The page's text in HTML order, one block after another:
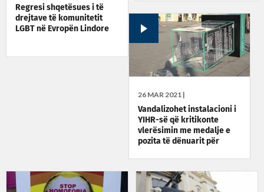
Regresi shqetësues i të
drejtave të komunitetit
LGBT në Evropën Lindore
26 MAR 2021 |
Vandalizohet instalacioni i
YIHR-së që kritikonte
vlerësimin me medalje e
pozita të dënuarit për